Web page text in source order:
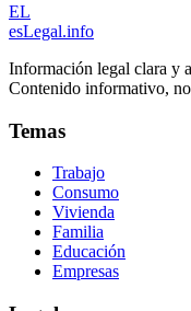
EL
esLegal.info
Información legal clara y
Contenido informativo,
Temas
Trabajo
Consumo
Vivienda
Familia
Educación
Empresas